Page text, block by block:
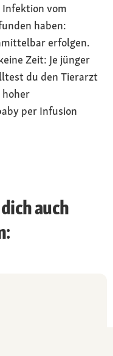
Infektion vom
haben:
erfolgen.
Zeit: Je jünger
du den Tierarzt
hoher
per Infusion
auch